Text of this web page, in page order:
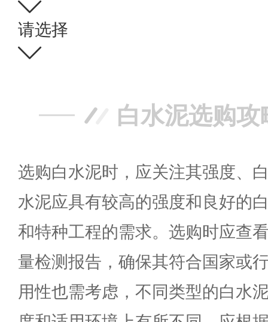
请选择
白水泥选购攻
选购白水泥时，应关注其强度、
水泥应具有较高的强度和良好的
和特种工程的需求。选购时应查
量检测报告，确保其符合国家或
用性也需考虑，不同类型的白水